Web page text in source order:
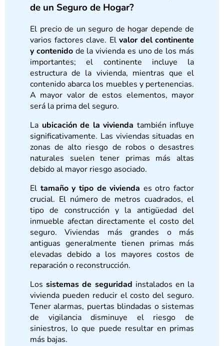
de un Seguro de Hogar?
El precio de un seguro de hogar depende de
varios factores clave. El valor del continente
y contenidode la vivienda es uno de los más
importantes; el continente incluye la
estructura de la vivienda, mientras que el
contenido abarca los muebles y pertenencias.
A mayor valor de estos elementos, mayor
será la prima del seguro.
La ubicación de la vivienda también influye
significativamente. Las viviendas situadas en
zonas de alto riesgo de robos o desastres
naturales suelen tener primas más altas
debido al mayor riesgo asociado.
El tamaño y tipo de vivienda es otro factor
crucial. El número de metros cuadrados, el
tipo de construcción y la antigüedad del
inmueble afectan directamente el costo del
seguro. Viviendas más grandes o más
antiguas generalmente tienen primas más
elevadas debido a los mayores costos de
reparación o reconstrucción.
Lossistemas de seguridad instalados en la
vivienda pueden reducir el costo del seguro.
Tener alarmas, puertas blindadas o sistemas
de vigilancia disminuye el riesgo de
siniestros, lo que puede resultar en primas
más bajas.